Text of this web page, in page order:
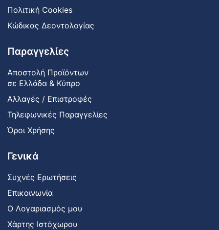
Πολιτική Cookies
Κώδικας Δεοντολογίας
Παραγγελίες
Αποστολή Προϊόντων
σε Ελλάδα & Κύπρο
Αλλαγές / Επιστροφές
Τηλεφωνικές Παραγγελίες
Όροι Χρήσης
Γενικά
Συχνές Ερωτήσεις
Επικοινωνία
Ο Λογαριασμός μου
Χάρτης Ιστόχωρου